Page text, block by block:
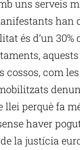
uns serveis
han
és d’un
cossos, com
llei perquè fa
haver
la justícia